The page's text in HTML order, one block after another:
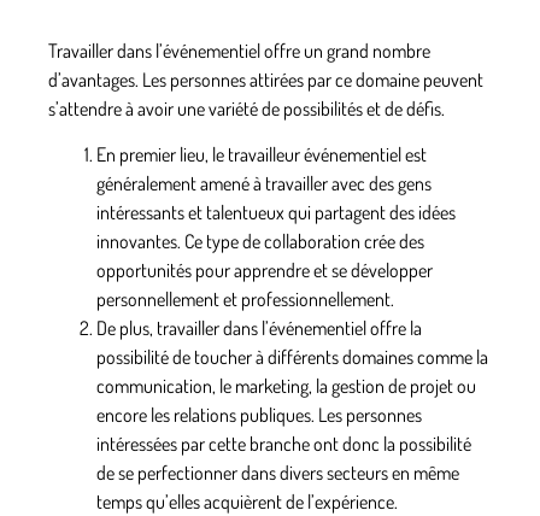
Travailler dans l’événementiel offre un grand nombre
d’avantages. Les personnes attirées par ce domaine peuvent
s’attendre à avoir une variété de possibilités et de défis.
En premier lieu, le travailleur événementiel est
généralement amené à travailler avec des gens
intéressants et talentueux qui partagent des idées
innovantes. Ce type de collaboration crée des
opportunités pour apprendre et se développer
personnellement et professionnellement.
De plus, travailler dans l’événementieloffre la
possibilité de toucher à différents domaines comme la
communication, le marketing, la gestion de projet ou
encore les relations publiques. Les personnes
intéressées par cette branche ont donc la possibilité
de se perfectionner dans divers secteurs en même
temps qu’elles acquièrent de l’expérience.